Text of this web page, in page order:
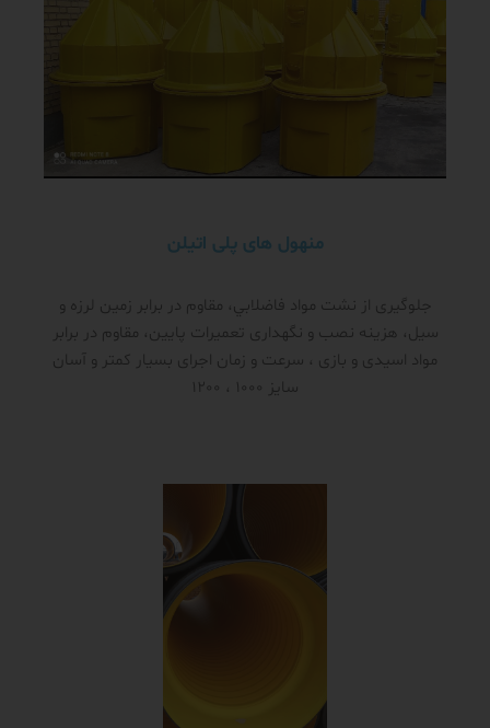
منهول های پلی اتیلن
جلوگیری از نشت مواد فاضلابي، مقاوم در برابر زمین لرزه و
سیل، هزینه نصب و نگهداری تعمیرات پایین، مقاوم در برابر
مواد اسیدی و بازی ، سرعت و زمان اجرای بسیار کمتر و آسان
سایز 1000 ، 1200